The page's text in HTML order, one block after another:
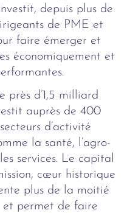
depuis plus de
de PME et
faire émerger et
économiquement et
près d’1,5 milliard
auprès de 400
d’activité
la santé, l’agro-
services. Le capital
cœur historique
plus de la moitié
et permet de faire